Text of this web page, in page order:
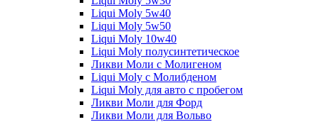
Liqui Moly 5w40
Liqui Moly 5w50
Liqui Moly 10w40
Liqui Moly полусинтетическое
Ликви Моли с Молигеном
Liqui Moly с Молибденом
Liqui Moly для авто с пробегом
Ликви Моли для Форд
Ликви Моли для Вольво